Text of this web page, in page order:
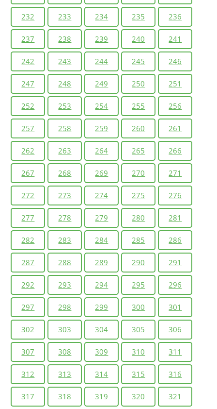
232 233 234 235 236
237 238 239 240 241
242 243 244 245 246
247 248 249 250 251
252 253 254 255 256
257 258 259 260 261
262 263 264 265 266
267 268 269 270 271
272 273 274 275 276
277 278 279 280 281
282 283 284 285 286
287 288 289 290 291
292 293 294 295 296
297 298 299 300 301
302 303 304 305 306
307 308 309 310 311
312 313 314 315 316
317 318 319 320 321